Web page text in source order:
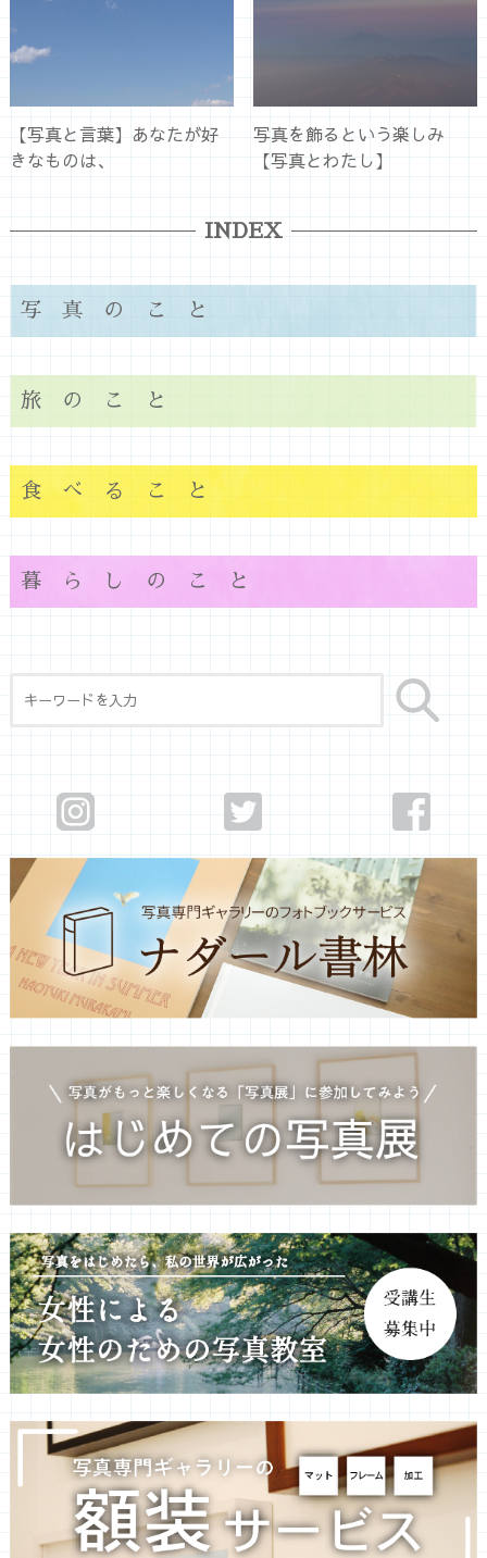
【写真と言葉】あなたが好
きなものは、
写真を飾るという楽しみ
【写真とわたし】
INDEX
写真のこと
旅のこと
食べること
暮らしのこと